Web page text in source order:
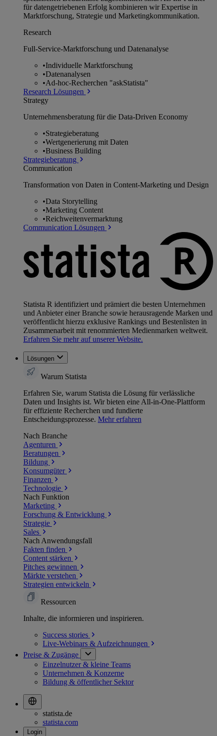
für datengetriebenen Erfolg kombinieren wir Expertise in
Marktforschung, Strategie und Marketingkommunikation.
Research
Full-Service-Marktforschung und Datenanalyse
•Individuelle Marktforschung
•Datenanalysen
•Ad-hoc-Recherchen "askStatista"
Research Lösungen
Strategy
Unternehmens­beratung für die Data-Driven Economy
•Strategieberatung
•Wertgenerierung mit Daten
•Business Building
Strategieberatung
Communication
Transformation von Daten in Content-Marketing und Design
•Data Storytelling
•Marketing Content
•Reichweitenvermarktung
Communication Lösungen
Statista R identifiziert und prämiert die besten Unternehmen
und Anbieter einer Branche sowie herausragende Marken und
veröffentlicht hierzu exklusive Rankings und Bestenlisten in
Zusammenarbeit mit renommierten Medienmarken weltweit.
Erfahren Sie mehr auf unserer Website.
Lösungen
Warum Statista
Erfahren Sie, warum Statista die Lösung für verlässliche
Daten und Insights ist. Wir bieten eine All-in-One-Plattform
für effiziente Recherchen und fundierte
Entscheidungsprozesse. Mehr erfahren
Nach Branche
Agenturen
Beratungen
Bildung
Konsumgüter
Finanzen
Technologie
Nach Funktion
Marketing
Forschung & Entwicklung
Strategie
Sales
Nach Anwendungsfall
Fakten finden
Content stärken
Pitches gewinnen
Märkte verstehen
Strategien entwickeln
Ressourcen
Inhalte, die informieren und inspirieren.
Success stories
Live-Webinars & Aufzeichnungen
Preise & Zugänge
Einzelnutzer & kleine Teams
Unternehmen & Konzerne
Bildung & öffentlicher Sektor
statista.de
statista.com